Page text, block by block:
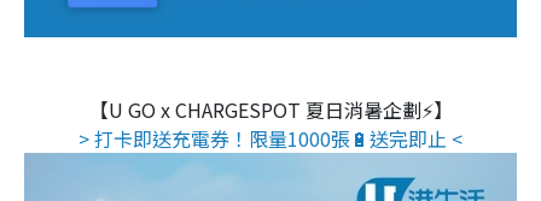
【U GO x CHARGESPOT 夏日消暑企劃⚡】
> 打卡即送充電券！限量1000張🔋送完即止 <